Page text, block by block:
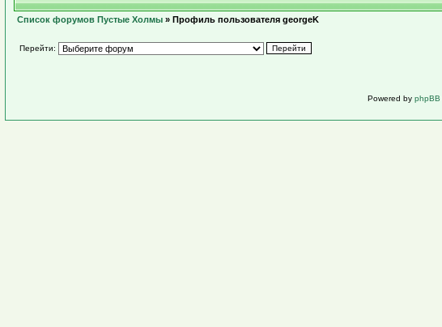
Список форумов Пустые Холмы » Профиль пользователя georgeK
Перейти:
Powered by phpBB